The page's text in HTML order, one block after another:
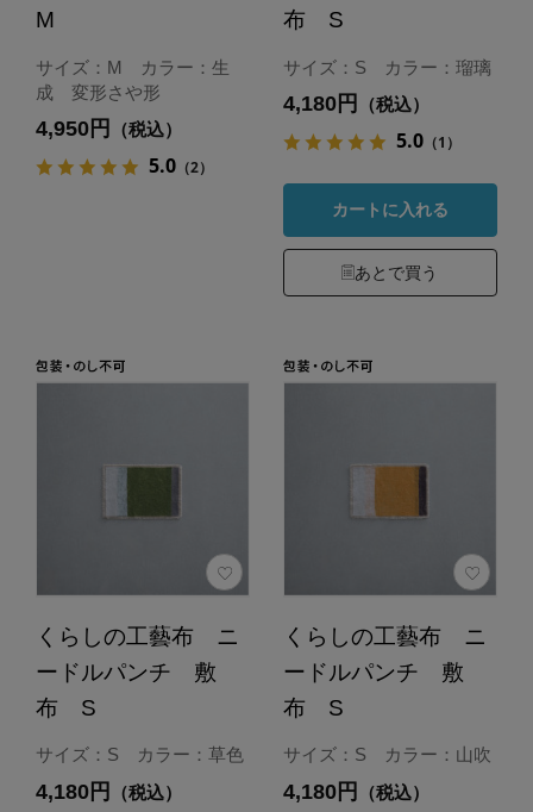
M
サイズ：M カラー：生
成 変形さや形
4,950円 （税込）
5.0（2）
布 S
サイズ：S カラー：瑠璃
4,180円 （税込）
5.0（1）
カートに入れる
あとで買う
くらしの工藝布 ニ
ードルパンチ 敷
布 S
サイズ：S カラー：草色
4,180円 （税込）
くらしの工藝布 ニ
ードルパンチ 敷
布 S
サイズ：S カラー：山吹
4,180円 （税込）